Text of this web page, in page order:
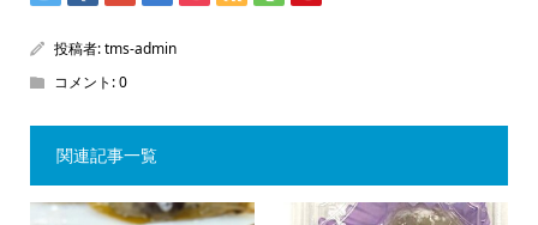
投稿者:tms-admin
コメント:0
関連記事一覧